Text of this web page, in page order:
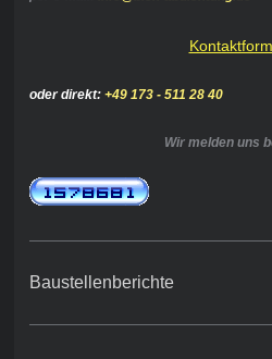
oder direkt: +49 173 - 511 28 40
Wir melden uns
Baustellenberichte